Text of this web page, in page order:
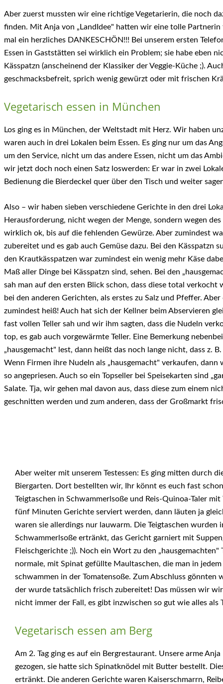
Aber zuerst mussten wir eine richtige Vegetarierin, die noch
finden. Mit Anja von „LandIdee" hatten wir eine tolle
mal ein herzliches DANKESCHÖN!!! Bei unserem ersten
Essen in Gaststätten sei wirklich ein Problem; sie habe eben
Kässpatzn (anscheinend der Klassiker der Veggie-Küche ;).
geschmacksbefreit, sprich wenig gewürzt oder mit frischen
Vegetarisch essen in München
Los ging es in München, der Weltstadt mit Herz. Wir haben
waren auch in drei Lokalen beim Essen. Es ging nur um das
um den Service, nicht um das andere Essen, nicht um das
wir jetzt doch noch einen Satz loswerden: Er war in zwei
Bedienung die Bierdeckel quer über den Tisch und weiter
Also – wir haben sieben verschiedene Gerichte in den drei
Herausforderung, nicht wegen der Menge, sondern wegen
wirklich ok, bis auf die fehlenden Gewürze. Aber zumindest
zubereitet und es gab auch Gemüse dazu. Bei den Kässpatzn
den Krautkässpatzen war zumindest ein wenig mehr Käse
Maß aller Dinge bei Kässpatzn sind, sehen. Bei den
sah man auf den ersten Blick schon, dass diese total
bei den anderen Gerichten, als erstes zu Salz und Pfeffer.
zumindest heiß! Auch hat sich der Kellner beim Abservieren
fast vollen Teller sah und wir ihm sagten, dass die Nudeln
top, es gab auch vorgewärmte Teller. Eine Bemerkung
„hausgemacht" lest, dann heißt das noch lange nicht, dass z.
Wenn Firmen ihre Nudeln als „hausgemacht" verkaufen, dann
so angepriesen. Auch so ein Topseller bei Speisekarten sind
Salate. Tja, wir gehen mal davon aus, dass diese zum einem
geschnitten werden und zum anderen, dass der Großmarkt
Aber weiter mit unserem Testessen: Es ging mitten durch
Biergarten. Dort bestellten wir, Ihr könnt es euch fast
Teigtaschen in Schwammerlsoße und Reis-Quinoa-Taler
fünf Minuten Gerichte serviert werden, dann läuten ja
waren sie allerdings nur lauwarm. Die Teigtaschen wurden
Schwammerlsoße ertränkt, das Gericht garniert mit
Fleischgerichte ;)). Noch ein Wort zu den „hausgemachten"
normale, mit Spinat gefüllte Maultaschen, die man in
schwammen in der Tomatensoße. Zum Abschluss gönnten
der wurde tatsächlich frisch zubereitet! Das müssen wir
nicht immer der Fall, es gibt inzwischen so gut wie alles als
Vegetarisch essen am Berg
Am 2. Tag ging es auf ein Bergrestaurant. Unsere arme
gezogen, sie hatte sich Spinatknödel mit Butter bestellt.
ertränkt. Die anderen Gerichte waren Kaiserschmarrn,